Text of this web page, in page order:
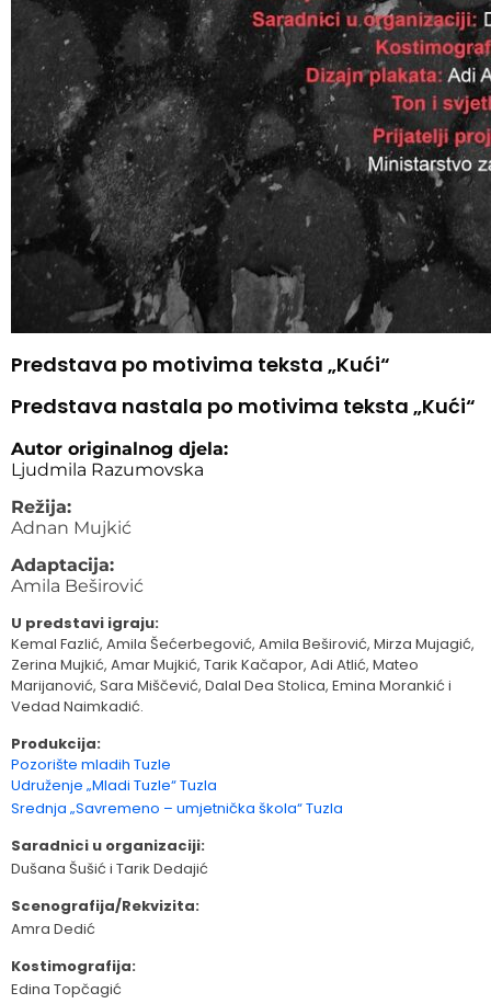
Predstava po motivima teksta „Kući“
Predstava nastala po motivima teksta „Kući“​
Autor originalnog djela:
Ljudmila Razumovska
Režija:
Adnan Mujkić
Adaptacija:
Amila Beširović
U predstavi igraju:
Kemal Fazlić, Amila Šećerbegović, Amila Beširović, Mirza Mujagić,
Zerina Mujkić, Amar Mujkić, Tarik Kačapor, Adi Atlić, Mateo
Marijanović, Sara Miščević, Dalal Dea Stolica, Emina Morankić i
Vedad Naimkadić.
Produkcija:
Pozorište mladih Tuzle
Udruženje „Mladi Tuzle“ Tuzla
Srednja „Savremeno – umjetnička škola“ Tuzla
Saradnici u organizaciji:
Dušana Šušić i Tarik Dedajić
Scenografija/Rekvizita:
Amra Dedić
Kostimografija:
Edina Topčagić